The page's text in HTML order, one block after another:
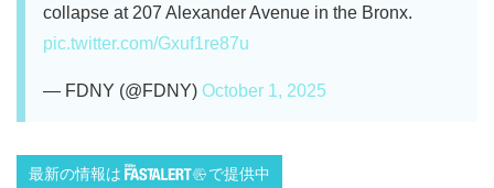
collapse at 207 Alexander Avenue in the Bronx.
pic.twitter.com/Gxuf1re87u
— FDNY (@FDNY) October 1, 2025
最新の情報は で提供中